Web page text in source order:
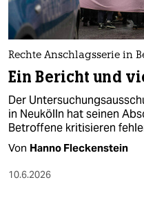
Rechte Anschlagsserie in
Ein Bericht und
Der
in Neukölln hat seinen
Betroffene kritisieren
Von Hanno Fleckenstein
10.6.2026